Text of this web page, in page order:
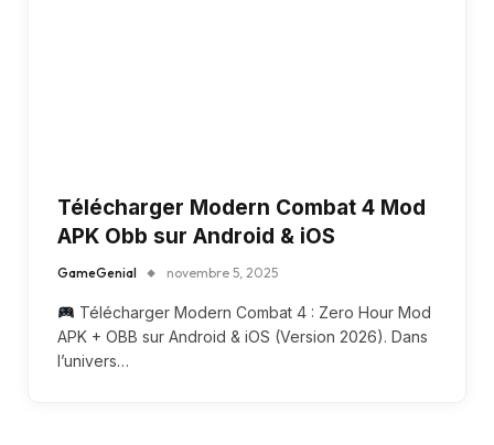
Télécharger Modern Combat 4 Mod
APK Obb sur Android & iOS
GameGenial novembre 5, 2025
Télécharger Modern Combat 4 : Zero Hour Mod
APK + OBB sur Android & iOS (Version 2026). Dans
l’univers…